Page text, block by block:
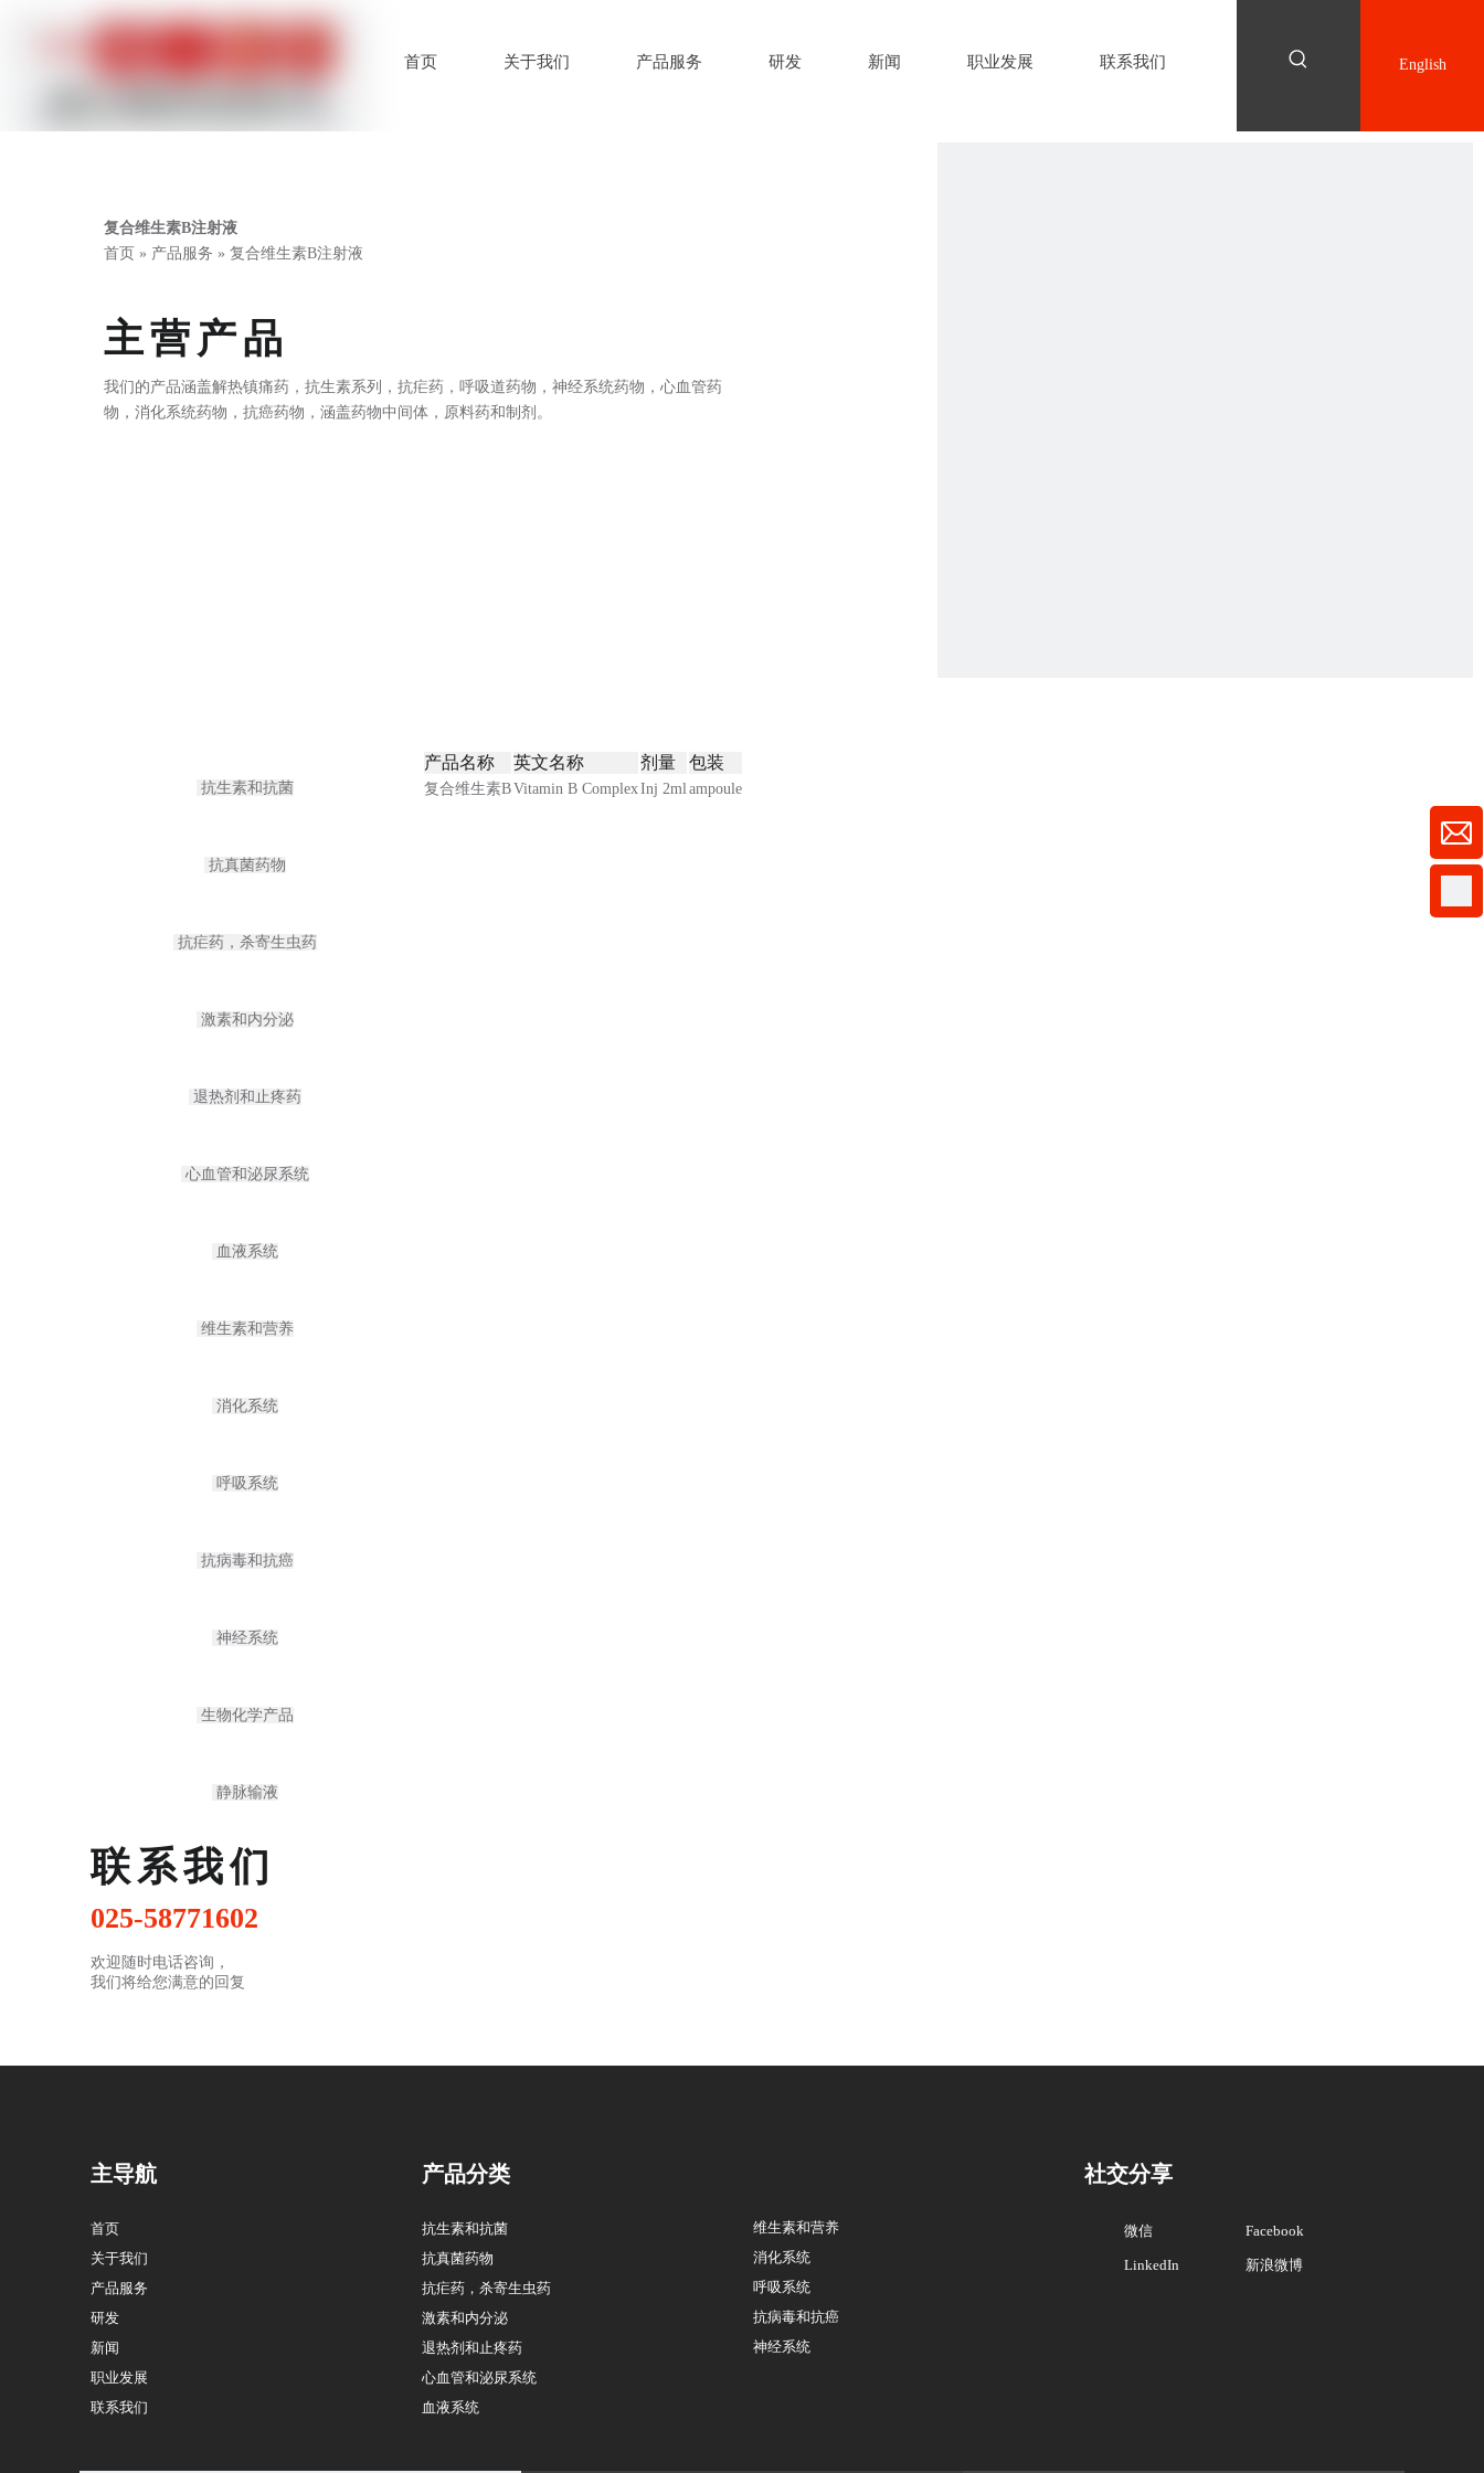
首页 关于我们 产品服务 研发 新闻 职业发展 联系我们 English
复合维生素B注射液
首页 » 产品服务 »复合维生素B注射液
主营产品
我们的产品涵盖解热镇痛药，抗生素系列，抗疟药，呼吸道药物，神经系统药物，心血管药
物，消化系统药物，抗癌药物，涵盖药物中间体，原料药和制剂。
抗生素和抗菌
抗真菌药物
抗疟药，杀寄生虫药
激素和内分泌
退热剂和止疼药
心血管和泌尿系统
血液系统
维生素和营养
消化系统
呼吸系统
抗病毒和抗癌
神经系统
生物化学产品
静脉输液
联系我们
025-58771602
欢迎随时电话咨询，
我们将给您满意的回复
产品名称 英文名称 剂量 包装
复合维生素BVitamin B ComplexInj 2ml ampoule
主导航
首页
关于我们
产品服务
研发
新闻
职业发展
联系我们
产品分类
抗生素和抗菌
抗真菌药物
抗疟药，杀寄生虫药
激素和内分泌
退热剂和止疼药
心血管和泌尿系统
血液系统
维生素和营养
消化系统
呼吸系统
抗病毒和抗癌
神经系统
社交分享
微信 Facebook
LinkedIn 新浪微博